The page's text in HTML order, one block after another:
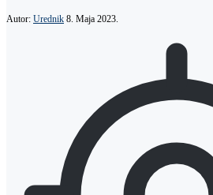
Autor: Urednik 8. Maja 2023.